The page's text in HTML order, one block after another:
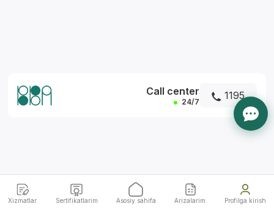
Call center
24/7 1195
Xizmatlar Sertifikatlarim Asosiy sahifa Arizalarim Profilga kirish